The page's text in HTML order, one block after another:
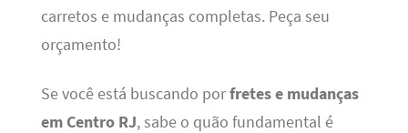
carretos e mudanças completas. Peça seu
orçamento!
Se você está buscando porfretes e mudanças
em Centro RJ, sabe o quão fundamental é